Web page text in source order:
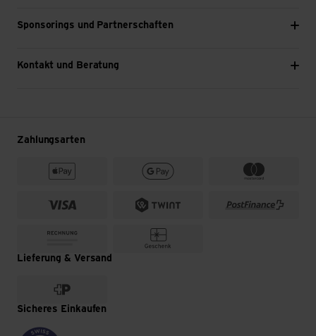
Sponsorings und Partnerschaften
Kontakt und Beratung
Zahlungsarten
Lieferung & Versand
Sicheres Einkaufen